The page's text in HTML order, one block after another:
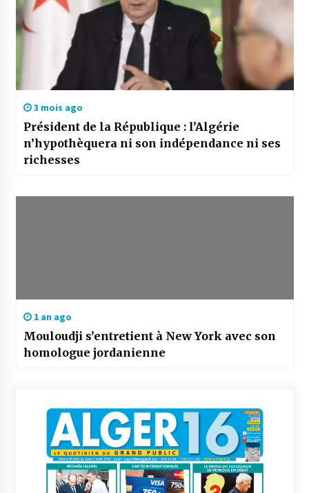
3 mois ago
Président de la République : l’Algérie
n’hypothèquera ni son indépendance ni ses
richesses
1 an ago
Mouloudji s’entretient à New York avec son
homologue jordanienne